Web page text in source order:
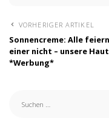
VORHERIGER ARTIKEL
Sonnencreme: Alle
einer nicht – unsere
*Werbung*